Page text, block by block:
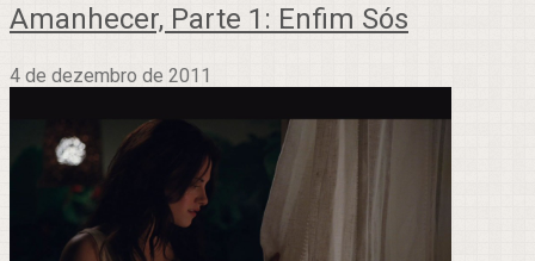
Amanhecer, Parte 1: Enfim Sós
4 de dezembro de 2011